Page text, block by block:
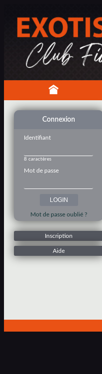
Connexion
Identifiant
8 caractères
Mot de passe
Mot de passe oublié ?
Inscription
Aide